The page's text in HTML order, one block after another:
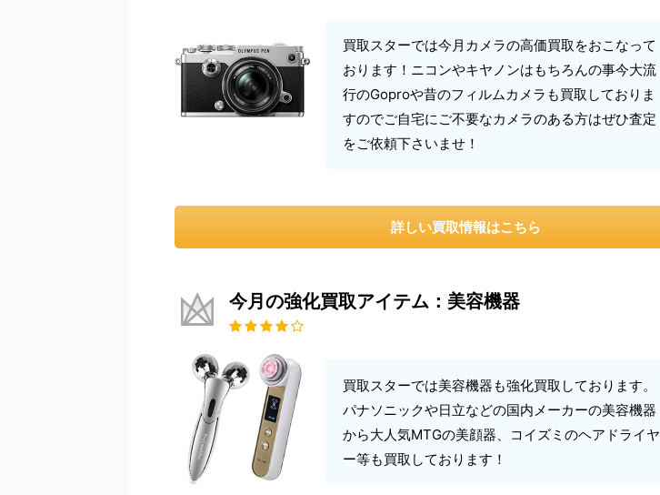
買取スターでは今月カメラの高価買取をおこなって
おります！ニコンやキヤノンはもちろんの事今大流
行のGoproや昔のフィルムカメラも買取しておりま
すのでご自宅にご不要なカメラのある方はぜひ査定
をご依頼下さいませ！
詳しい買取情報はこちら
今月の強化買取アイテム：美容機器
買取スターでは美容機器も強化買取しております。
パナソニックや日立などの国内メーカーの美容機器
から大人気MTGの美顔器、コイズミのヘアドライヤ
ー等も買取しております！